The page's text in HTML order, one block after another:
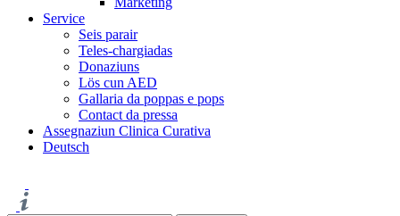
Service
Seis parair
Teles-chargiadas
Donaziuns
Lös cun AED
Gallaria da poppas e pops
Contact da pressa
Assegnaziun Clinica Curativa
Deutsch